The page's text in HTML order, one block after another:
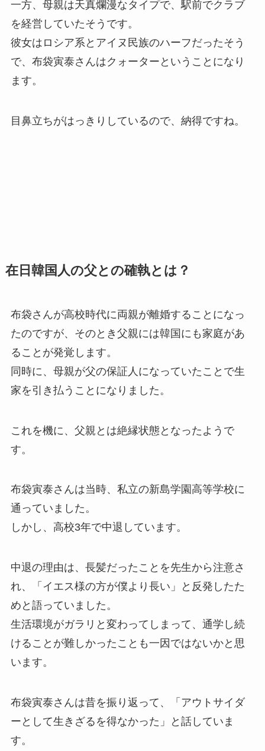
一方、母親は天真爛漫なタイプで、駅前でクラブ
を経営していたそうです。
彼女はロシア系とアイヌ民族のハーフだったそう
で、布袋寅泰さんはクォーターということになり
ます。
目鼻立ちがはっきりしているので、納得ですね。
在日韓国人の父との確執とは？
布袋さんが高校時代に両親が離婚することになっ
たのですが、そのとき父親には韓国にも家庭があ
ることが発覚します。
同時に、母親が父の保証人になっていたことで生
家を引き払うことになりました。
これを機に、父親とは絶縁状態となったようで
す。
布袋寅泰さんは当時、私立の新島学園高等学校に
通っていました。
しかし、高校3年で中退しています。
中退の理由は、長髪だったことを先生から注意さ
れ、「イエス様の方が僕より長い」と反発したた
めと語っていました。
生活環境がガラリと変わってしまって、通学し続
けることが難しかったことも一因ではないかと思
います。
布袋寅泰さんは昔を振り返って、「アウトサイダ
ーとして生きざるを得なかった」と話していま
す。